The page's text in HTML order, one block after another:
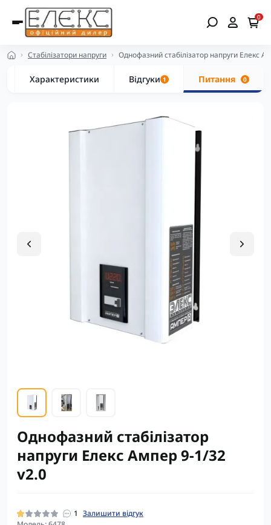
0
Стабілізатори напруги Однофазний стабілізатор напруги Елекс
Характеристики Відгуки 1 Питання 0
Однофазний стабілізатор
напруги Елекс Ампер 9-1/32
v2.0
1 Залишити відгук